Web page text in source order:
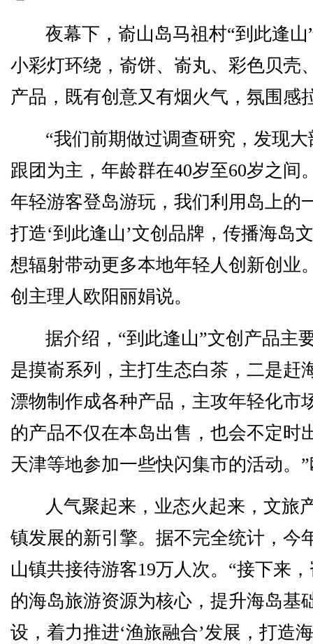
夜幕下，嵛山岛马祖村“到此逢
小彩灯环绕，嵛饼、嵛丸、彩色贝壳
产品，既有创意又有烟火气，氛围感
“我们前期做过调查研究，发现
跟团为主，年龄群在40岁至60岁之间
年轻游客登岛游玩，我们利用岛上的
打造‘到此逢山’文创品牌，传播海岛
想辐射带动更多本地年轻人创新创业
创主理人欧阳丽娟说。
据介绍，“到此逢山”文创产品主
是摸嵛系列，主打生态白茶，二是赶
漂物制作成各种产品，主攻年轻化市
的产品不仅在本岛出售，也会不定时
天津等地参加一些快闪集市的活动。
人气聚起来，业态火起来，文旅
镇发展的新引擎。据不完全统计，今
山镇共接待游客19万人次。“接下来
的海岛旅游资源为核心，提升海岛基
设，着力推进‘渔旅融合’发展，打造